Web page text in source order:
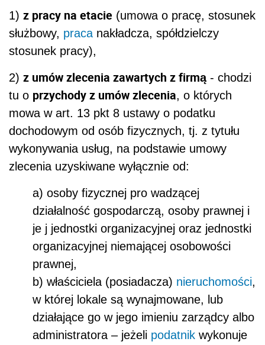
1) z pracy na etacie (umowa o pracę, stosunek
służbowy, praca nakładcza, spółdzielczy
stosunek pracy),
2) z umów zlecenia zawartych z firmą- chodzi
tu o przychody z umów zlecenia, o których
mowa w art. 13 pkt 8 ustawy o podatku
dochodowym od osób fizycznych, tj. z tytułu
wykonywania usług, na podstawie umowy
zlecenia uzyskiwane wyłącznie od:
a) osoby fizycznej pro wadzącej
działalność gospodarczą, osoby prawnej i
je j jednostki organizacyjnej oraz jednostki
organizacyjnej niemającej osobowości
prawnej,
b) właściciela (posiadacza) nieruchomości,
w której lokale są wynajmowane, lub
działające go w jego imieniu zarządcy albo
administratora – jeżeli podatnik wykonuje